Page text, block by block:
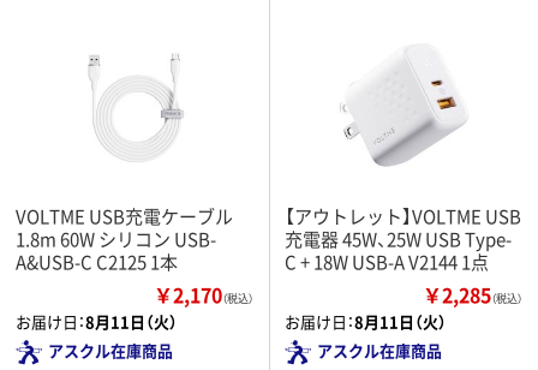
VOLTME USB充電ケーブル
1.8m 60W シリコン USB-
A&USB-C C2125 1本
￥2,170（税込）
お届け日：8月11日（火）
アスクル在庫商品
【アウトレット】VOLTME USB
充電器 45W、25W USB Type-
C + 18W USB-A V2144 1点
￥2,285（税込）
お届け日：8月11日（火）
アスクル在庫商品